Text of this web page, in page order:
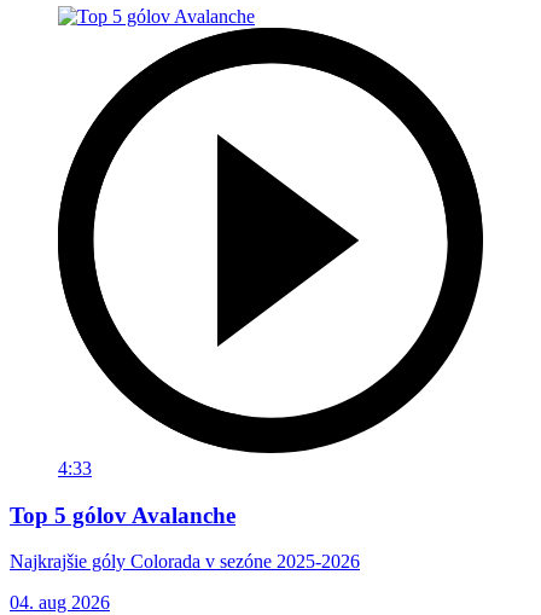
4:33
Top 5 gólov Avalanche
Najkrajšie góly Colorada v sezóne 2025-2026
04. aug 2026